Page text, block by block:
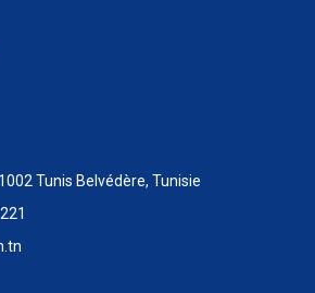
Tunis Belvédère, Tunisie